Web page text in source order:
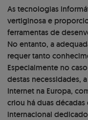
As tecnologias
vertiginosa e
ferramentas de
No entanto, a
requer tanto
Especialmente no
destas necessidades,
Internet na Europa,
criou há duas décadas
internacional